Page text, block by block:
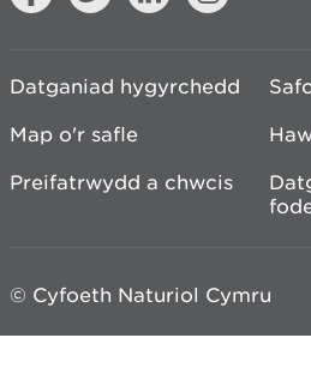
Datganiad hygyrchedd
Map o'r safle
Preifatrwydd a chwcis
© Cyfoeth Naturiol Cymru